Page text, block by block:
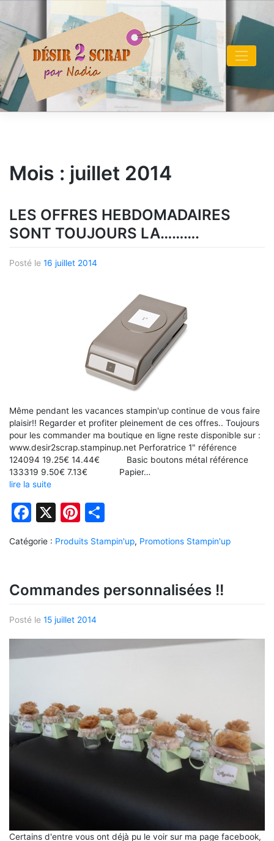
content
Mois : juillet 2014
LES OFFRES HEBDOMADAIRES
SONT TOUJOURS LA……….
Posté le 16 juillet 2014
Même pendant les vacances stampin'up continue de vous faire
plaisir!! Regarder et profiter pleinement de ces offres.. Toujours
pour les commander ma boutique en ligne reste disponible sur :
www.desir2scrap.stampinup.net Perforatrice 1" référence
124094 19.25€ 14.44€ Basic boutons métal référence
133319 9.50€ 7.13€ Papier…
lire la suite
Facebook
X Pinterest
Catégorie : Produits Stampin'up, Promotions Stampin'up
Commandes personnalisées !!
Posté le 15 juillet 2014
Certains d'entre vous ont déjà pu le voir sur ma page facebook,